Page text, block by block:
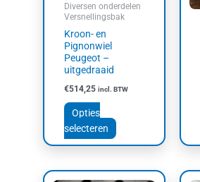
Diversen onderdelen
Versnellingsbak
Kroon- en
Pignonwiel
Peugeot –
uitgedraaid
€514,25 incl. BTW
Opties
selecteren
gekozen
Dit